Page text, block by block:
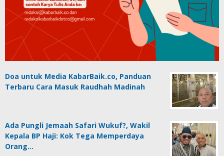
Doa untuk Media KabarBaik.co, Panduan
Terbaru Cara Masuk Raudhah Madinah
Ada Pungli Jemaah Safari Wukuf?, Wakil
Kepala BP Haji: Kok Tega Memperdaya
Orang…